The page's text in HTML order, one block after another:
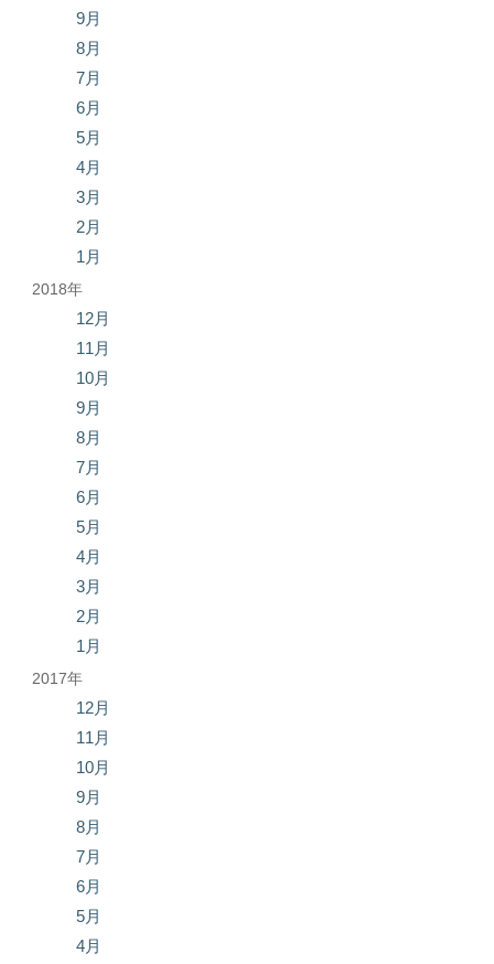
9月
8月
7月
6月
5月
4月
3月
2月
1月
2018年
12月
11月
10月
9月
8月
7月
6月
5月
4月
3月
2月
1月
2017年
12月
11月
10月
9月
8月
7月
6月
5月
4月